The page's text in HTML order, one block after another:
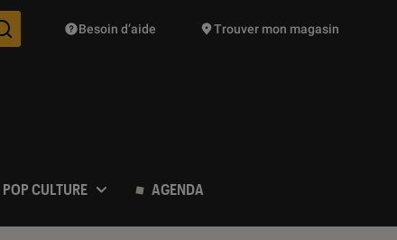
Des suggestions de produits vont vous être proposées
Besoin d’aide Trouver mon magasin
POP CULTURE AGENDA